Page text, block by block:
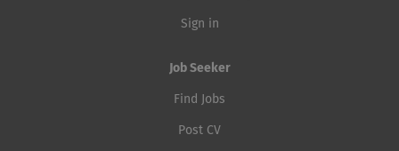
Sign in
Job Seeker
Find Jobs
Post CV